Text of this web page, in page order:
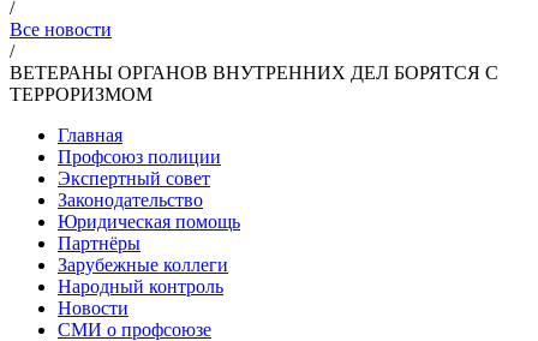
/
Все новости
/
ВЕТЕРАНЫ ОРГАНОВ ВНУТРЕННИХ ДЕЛ БОРЯТСЯ С
ТЕРРОРИЗМОМ
Главная
Профсоюз полиции
Экспертный совет
Законодательство
Юридическая помощь
Партнёры
Зарубежные коллеги
Народный контроль
Новости
СМИ о профсоюзе